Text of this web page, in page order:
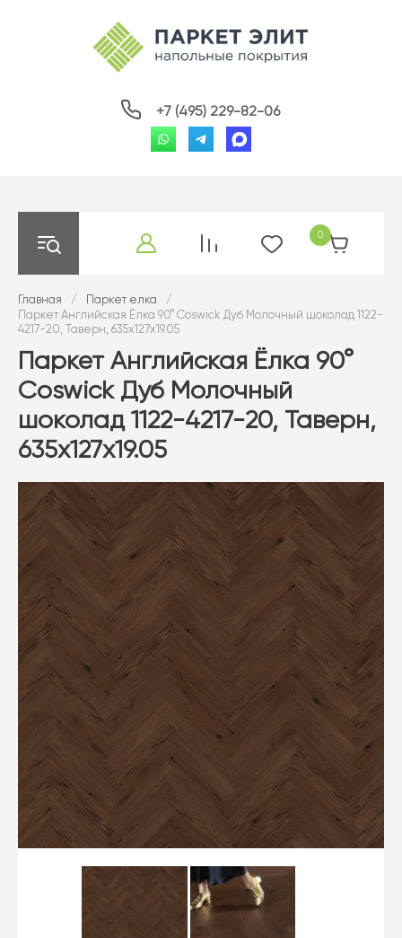
+7 (495) 229-82-06
0
Главная / Паркет елка
/
Паркет Английская Ёлка 90° Coswick Дуб Молочный шоколад 1122-
4217-20, Таверн, 635x127x19.05
Паркет Английская Ёлка 90°
Coswick Дуб Молочный
шоколад 1122-4217-20, Таверн,
635x127x19.05